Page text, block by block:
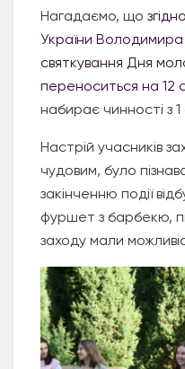
Нагадаємо, що
України
святкування Дня
переноситься на 12
набирає чинності з
Настрій учасників
чудовим, було
закінченню події
фуршет з барбекю,
заходу мали